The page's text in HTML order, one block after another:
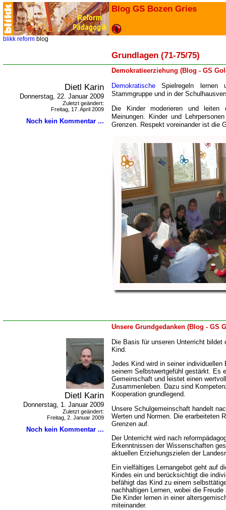
Blog GS Bozen Gries
blikk reform blog
Grundlagen (71-75/75)
Demokratieerziehung (Blog - GS
Dietl Karin
Donnerstag, 22. Januar 2009
Zuletzt geändert:
Freitag, 17. April 2009
Noch kein Kommentar ...
Demokratische Spielregeln
Stammgruppe und in der
Die Kinder moderieren und leiten
Meinungen. Kinder und
Grenzen. Respekt voreinander ist die
Unsere Grundgedanken (Blog - GS
Dietl Karin
Donnerstag, 1. Januar 2009
Zuletzt geändert:
Freitag, 2. Januar 2009
Noch kein Kommentar ...
Die Basis für unseren Unterricht bildet
Kind.
Jedes Kind wird in seiner
seinem Selbstwertgefühl gestärkt. Es
Gemeinschaft und leistet einen
Zusammenleben. Dazu sind
Kooperation grundlegend.
Unsere Schulgemeinschaft handelt
Werten und Normen. Die erarbeiteten
Grenzen auf.
Der Unterricht wird nach
Erkenntnissen der Wissenschaften
aktuellen Erziehungszielen der
Ein vielfältiges Lernangebot geht auf
Kindes ein und berücksichtigt die
befähigt das Kind zu einem
nachhaltigen Lernen, wobei die
Die Kinder lernen in einer
miteinander.